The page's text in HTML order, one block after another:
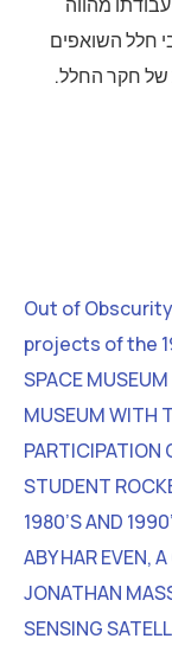
חלל השואפים
של חקר החלל.
Out of
projects of the
SPACE
MUSEUM WITH
PARTICIPATION
STUDENT
1980’S AND
ABY HAR EVEN,
JONATHAN
SENSING